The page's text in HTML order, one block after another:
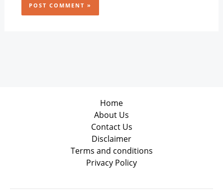
Home
About Us
Contact Us
Disclaimer
Terms and conditions
Privacy Policy